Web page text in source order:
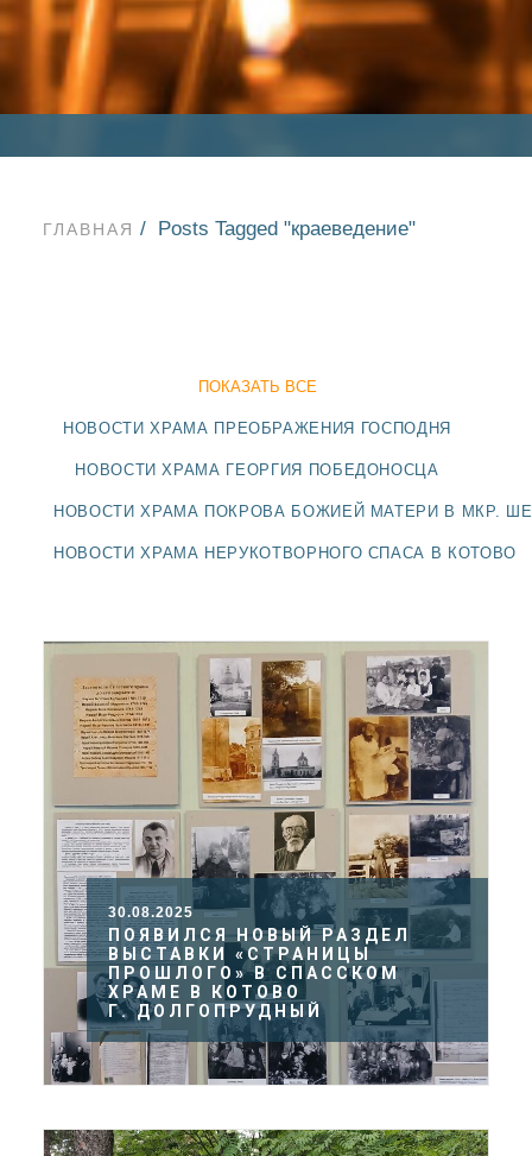
НОВОСТИ
БЛАГОЧИНИЯ
ДОЛГОПРУДНЕНСКОЕ
БЛАГОЧИНИЕ
СЕРГИЕВО-ПОСАДСКОЙ
ЕПАРХИИ
ГЛАВНАЯ Posts Tagged "краеведение"
ПОКАЗАТЬ ВСЕ
НОВОСТИ ХРАМА ПРЕОБРАЖЕНИЯ ГОСПОДНЯ
НОВОСТИ ХРАМА ГЕОРГИЯ ПОБЕДОНОСЦА
НОВОСТИ ХРАМА ПОКРОВА БОЖИЕЙ МАТЕРИ В МКР.
НОВОСТИ ХРАМА НЕРУКОТВОРНОГО СПАСА В КОТОВО
30.08.2025
ПОЯВИЛСЯ НОВЫЙ РАЗДЕЛ
ВЫСТАВКИ «СТРАНИЦЫ
ПРОШЛОГО» В СПАССКОМ
ХРАМЕ В КОТОВО
Г. ДОЛГОПРУДНЫЙ